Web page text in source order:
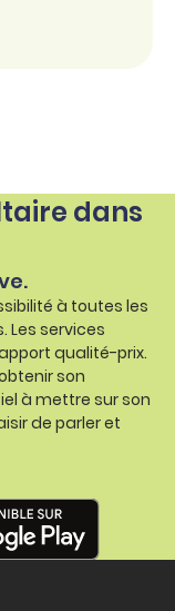
dans
à toutes les
Les services
qualité-prix.
son
à mettre sur son
de parler et